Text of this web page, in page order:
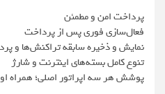
پرداخت امن و مطمئن
فعال‌سازی فوری پس از پرداخت
نمایش و ذخیره سابقه تراکنش‌ها و
تنوع کامل بسته‌های اینترنت و شارژ
پوشش هر سه اپراتور اصلی؛ همراه